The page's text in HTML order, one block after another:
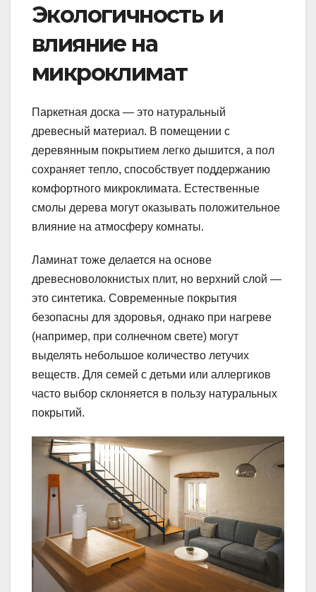
Экологичность и
влияние на
микроклимат
Паркетная доска — это натуральный
древесный материал. В помещении с
деревянным покрытием легко дышится, а пол
сохраняет тепло, способствует поддержанию
комфортного микроклимата. Естественные
смолы дерева могут оказывать положительное
влияние на атмосферу комнаты.
Ламинат тоже делается на основе
древесноволокнистых плит, но верхний слой —
это синтетика. Современные покрытия
безопасны для здоровья, однако при нагреве
(например, при солнечном свете) могут
выделять небольшое количество летучих
веществ. Для семей с детьми или аллергиков
часто выбор склоняется в пользу натуральных
покрытий.